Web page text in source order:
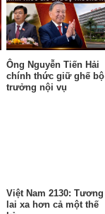
Ông Nguyễn Tiến Hải
chính thức giữ ghế bộ
trưởng nội vụ
Việt Nam 2130: Tương
lai xa hơn cả một thế